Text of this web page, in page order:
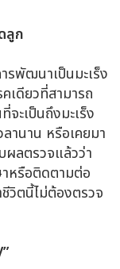
ลูก
ารพัฒนาเป็นมะเร็ง
เดียวที่สามารถ
จะเป็นถึงมะเร็ง
านาน หรือเคยมา
ผลตรวจแล้วว่า
าหรือติดตามต่อ
วิตนี้ไม่ต้องตรวจ